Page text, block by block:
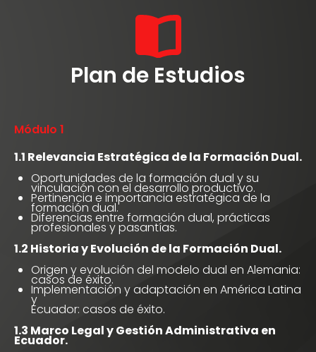
Plan de Estudios
Módulo 1
1.1 Relevancia Estratégica de la Formación Dual.
Oportunidades de la formación dual y su
vinculación con el desarrollo productivo.
Pertinencia e importancia estratégica de la
formación dual.
Diferencias entre formación dual, prácticas
profesionales y pasantías.
1.2 Historia y Evolución de la Formación Dual.
Origen y evolución del modelo dual en Alemania:
casos de éxito.
Implementación y adaptación en América Latina
y
Ecuador: casos de éxito.
1.3 Marco Legal y Gestión Administrativa en
Ecuador.